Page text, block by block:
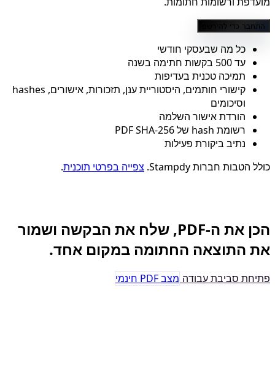
התחבר כדי להירשם
כל מה שבעסקי חודשי
עד 500 בקשות חתימה בשנה
תמיכה טכנית בעדיפות
קישורי חותמים, היסטוריית ענן, תזכורות, אישורים, hashes
וסיכומים
הורדת אישור השלמה
רשומת hash של PDF SHA-256
נתיב ביקורת פעילות
כולל הטבות חברות Stampdy.
צפייה בפרטי תוכנית.
הכן את ה-PDF, שלח את הבקשה ושמור
את התוצאה החתומה במקום אחד.
פתיחת סביבת עבודה מצב PDF חינמי